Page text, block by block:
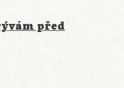
před